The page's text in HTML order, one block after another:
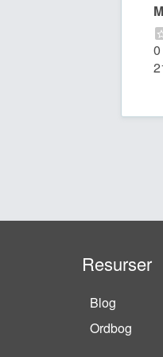
Resurser
Blog
Ordbog